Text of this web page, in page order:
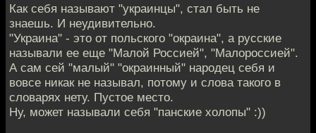
Как себя называют "украинцы", стал быть не
знаешь. И неудивительно.
"Украина" - это от польского "окраина", а русские
называли ее еще "Малой Россией", "Малороссией".
А сам сей "малый" "окраинный" народец себя и
вовсе никак не называл, потому и слова такого в
словарях нету. Пустое место.
Ну, может называли себя "панские холопы" :))